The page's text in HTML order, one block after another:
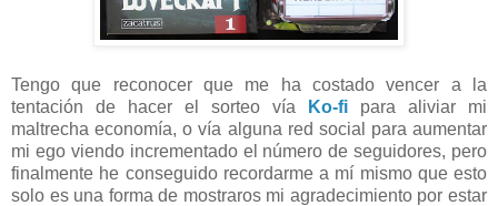
Tengo que reconocer que me ha costado vencer a la
tentación de hacer el sorteo vía
Ko-fi para aliviar mi
maltrecha economía, o vía alguna red social para aumentar
mi ego viendo incrementado el número de seguidores, pero
finalmente he conseguido recordarme a mí mismo que esto
solo es una forma de mostraros mi agradecimiento por estar